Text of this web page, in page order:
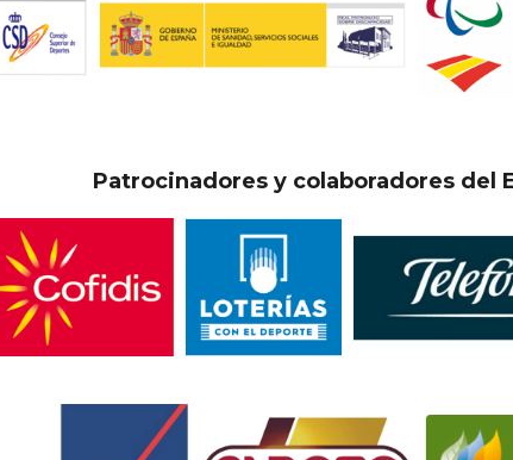
Patrocinadores y colaboradores del